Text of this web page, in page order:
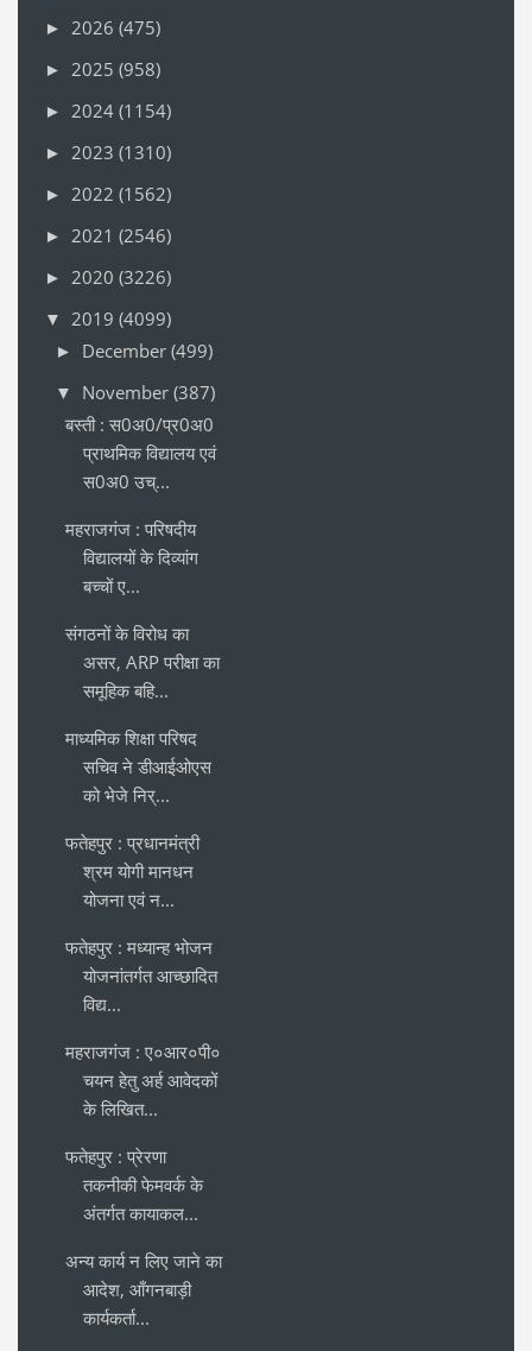
► 2026 (475)
► 2025 (958)
► 2024 (1154)
► 2023 (1310)
► 2022 (1562)
► 2021 (2546)
► 2020 (3226)
▼ 2019 (4099)
► December (499)
▼ November (387)
बस्ती : स0अ0/प्र0अ0
प्राथमिक विद्यालय एवं
स0अ0 उच्...
महराजगंज : परिषदीय
विद्यालयों के दिव्यांग
बच्चों ए...
संगठनों के विरोध का
असर, ARP परीक्षा का
समूहिक बहि...
माध्यमिक शिक्षा परिषद
सचिव ने डीआईओएस
को भेजे निर्...
फतेहपुर : प्रधानमंत्री
श्रम योगी मानधन
योजना एवं न...
फतेहपुर : मध्यान्ह भोजन
योजनांतर्गत आच्छादित
विद्य...
महराजगंज : ए०आर०पी०
चयन हेतु अर्ह आवेदकों
के लिखित...
फतेहपुर : प्रेरणा
तकनीकी फेमवर्क के
अंतर्गत कायाकल...
अन्य कार्य न लिए जाने का
आदेश, आँगनबाड़ी
कार्यकर्ता...